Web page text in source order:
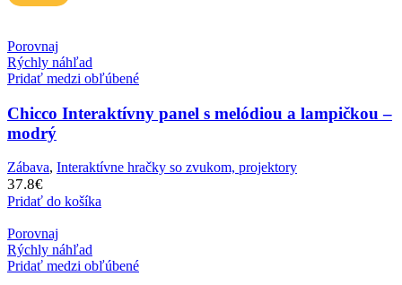
Porovnaj
Rýchly náhľad
Pridať medzi obľúbené
Chicco Interaktívny panel s melódiou a lampičkou –
modrý
Zábava, Interaktívne hračky so zvukom, projektory
37.8€
Pridať do košíka
Porovnaj
Rýchly náhľad
Pridať medzi obľúbené